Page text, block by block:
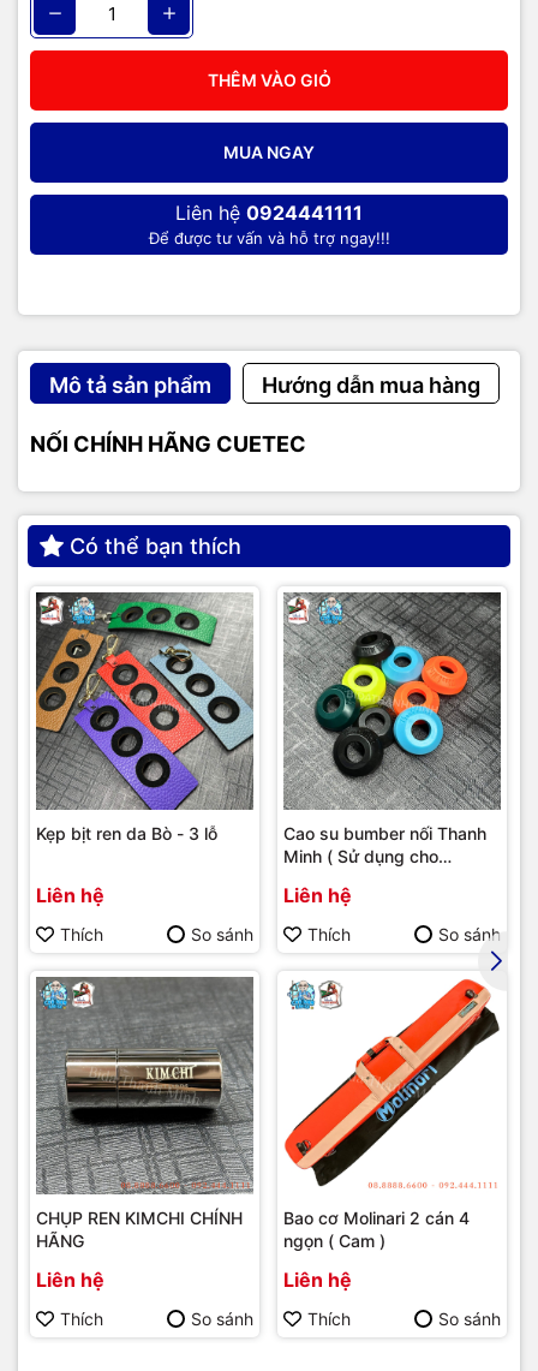
THÊM VÀO GIỎ
MUA NGAY
Liên hệ 0924441111
Để được tư vấn và hỗ trợ ngay!!!
Mô tả sản phẩm Hướng dẫn mua hàng
NỐI CHÍNH HÃNG CUETEC
Có thể bạn thích
Kẹp bịt ren da Bò - 3 lỗ
Liên hệ
Thích So sánh
Cao su bumber nối Thanh
Minh ( Sử dụng cho
Liên hệ
Thích So sánh
CHỤP REN KIMCHI CHÍNH
HÃNG
Liên hệ
Thích So sánh
Bao cơ Molinari 2 cán 4
ngọn ( Cam )
Liên hệ
Thích So sánh